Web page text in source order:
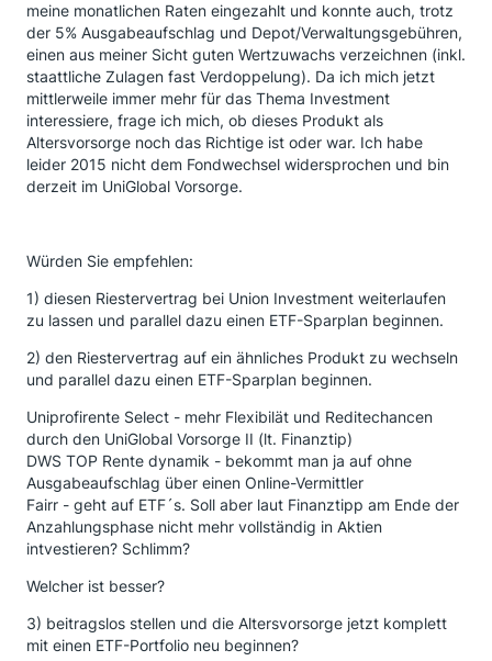
meine monatlichen Raten eingezahlt und konnte auch, trotz
der 5% Ausgabeaufschlag und Depot/Verwaltungsgebühren,
einen aus meiner Sicht guten Wertzuwachs verzeichnen (inkl.
staattliche Zulagen fast Verdoppelung). Da ich mich jetzt
mittlerweile immer mehr für das Thema Investment
interessiere, frage ich mich, ob dieses Produkt als
Altersvorsorge noch das Richtige ist oder war. Ich habe
leider 2015 nicht dem Fondwechsel widersprochen und bin
derzeit im UniGlobal Vorsorge.
Würden Sie empfehlen:
1) diesen Riestervertrag bei Union Investment weiterlaufen
zu lassen und parallel dazu einen ETF-Sparplan beginnen.
2) den Riestervertrag auf ein ähnliches Produkt zu wechseln
und parallel dazu einen ETF-Sparplan beginnen.
Uniprofirente Select - mehr Flexibilät und Reditechancen
durch den UniGlobal Vorsorge II (lt. Finanztip)
DWS TOP Rente dynamik - bekommt man ja auf ohne
Ausgabeaufschlag über einen Online-Vermittler
Fairr - geht auf ETF´s. Soll aber laut Finanztipp am Ende der
Anzahlungsphase nicht mehr vollständig in Aktien
intvestieren? Schlimm?
Welcher ist besser?
3) beitragslos stellen und die Altersvorsorge jetzt komplett
mit einen ETF-Portfolio neu beginnen?